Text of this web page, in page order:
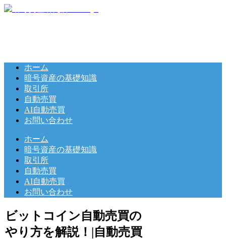
ホーム
暗号資産の基礎知識
取引所
自動売買
AI自動売買
お問い合わせ
ホーム
暗号資産の基礎知識
取引所
自動売買
AI自動売買
お問い合わせ
ビットコイン自動売買の
やり方を解説！|自動売買